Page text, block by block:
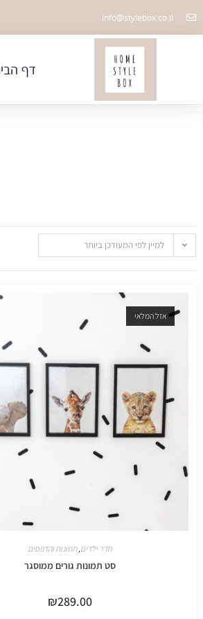
info@stylebox.co.il
דף
למיין לפי המעודכן ביותר
אזל המלאי
חדר ילדים ,תמונות והדפסים
סט תמונות גורים ממוסגר
₪289.00